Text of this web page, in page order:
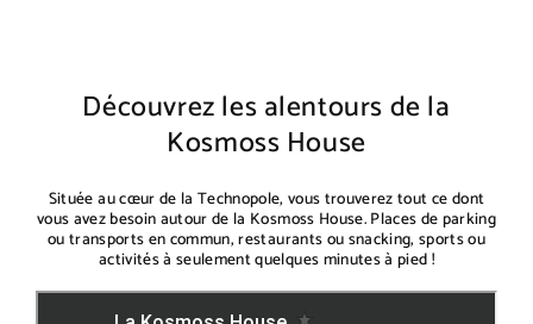
Découvrez les alentours de la
Kosmoss House
Située au cœur de la Technopole, vous trouverez tout ce dont
vous avez besoin autour de la Kosmoss House. Places de parking
ou transports en commun, restaurants ou snacking, sports ou
activités à seulement quelques minutes à pied !